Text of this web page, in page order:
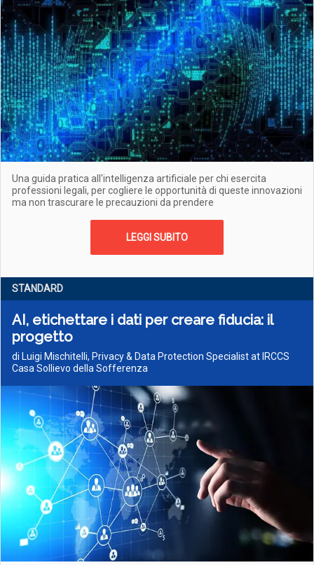
Una guida pratica all'intelligenza artificiale per chi esercita
professioni legali, per cogliere le opportunità di queste innovazioni
ma non trascurare le precauzioni da prendere
LEGGI SUBITO
STANDARD
AI, etichettare i dati per creare fiducia: il
progetto
di Luigi Mischitelli, Privacy & Data Protection Specialist at IRCCS
Casa Sollievo della Sofferenza